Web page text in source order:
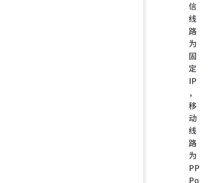
信
线
路
为
固
定
IP
，
移
动
线
路
为
PP
Po